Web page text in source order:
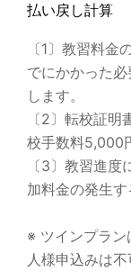
払い戻し計算
〔1〕教習料金
でにかかった
します。
〔2〕転校証
校手数料5,000
〔3〕教習進
加料金の発生す
※ ツインプラ
人様申込みは不